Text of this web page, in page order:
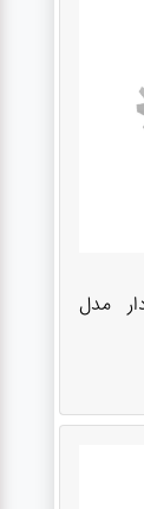
مدل